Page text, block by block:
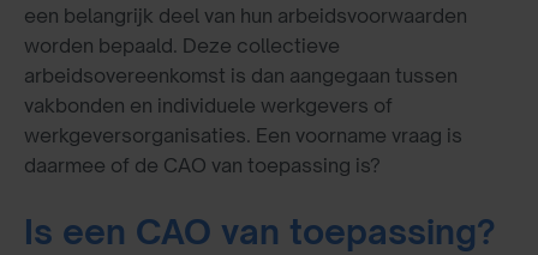
een belangrijk deel van hun arbeidsvoorwaarden
worden bepaald. Deze collectieve
arbeidsovereenkomst is dan aangegaan tussen
vakbonden en individuele werkgevers of
werkgeversorganisaties. Een voorname vraag is
daarmee of de CAO van toepassing is?
Is een CAO van toepassing?